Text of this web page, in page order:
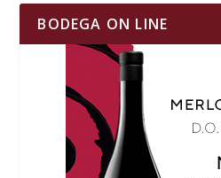
BODEGA ON LINE